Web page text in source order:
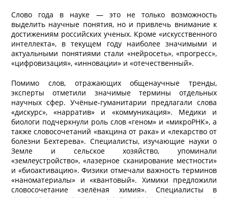
Слово года в науке — это не только возможность
выделить научные понятия, но и привлечь внимание к
достижениям российских ученых. Кроме «искусственного
интеллекта», в текущем году наиболее значимыми и
актуальными понятиями стали «нейросеть», «прогресс»,
«цифровизация», «инновации» и «отечественный».
Помимо слов, отражающих общенаучные тренды,
эксперты отметили значимые термины отдельных
научных сфер. Учёные-гуманитарии предлагали слова
«дискурс», «нарратив» и «коммуникация». Медики и
биологи подчеркнули роль слов «геном» и «микроРНК», а
также словосочетаний «вакцина от рака» и «лекарство от
болезни Бехтерева». Специалисты, изучающие науки о
Земле и сельское хозяйство, упоминали
«землеустройство», «лазерное сканирование местности»
и «биоактивацию». Физики отмечали важность терминов
«наноматериалы» и «квантовый». Химики предложили
словосочетание «зелёная химия». Специалисты в